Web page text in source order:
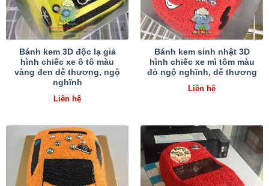
Bánh kem 3D độc lạ giả
hình chiếc xe ô tô màu
vàng đen dễ thương, ngộ
nghĩnh
Liên hệ
Bánh kem sinh nhật 3D
hình chiếc xe mì tôm màu
đỏ ngộ nghĩnh, dễ thương
Liên hệ